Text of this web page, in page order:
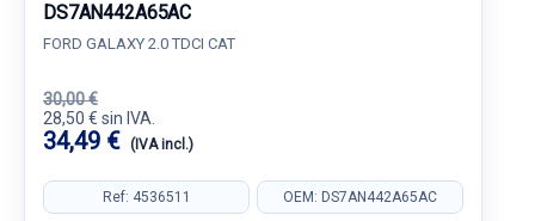
DS7AN442A65AC
FORD GALAXY 2.0 TDCI CAT
30,00 €
28,50 € sin IVA.
34,49 € (IVA incl.)
Ref: 4536511 OEM: DS7AN442A65AC